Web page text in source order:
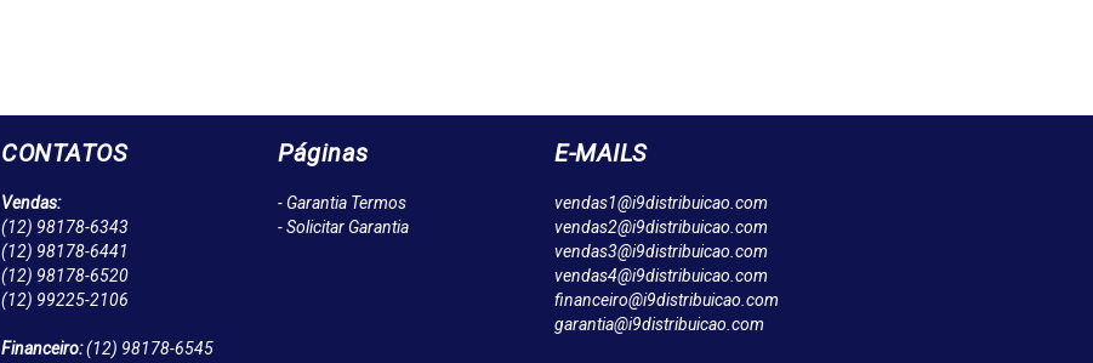
CONTATOS
Vendas:
(12) 98178-6343
(12) 98178-6441
(12) 98178-6520
(12) 99225-2106
Financeiro:(12) 98178-6545
Páginas
- Garantia Termos
- Solicitar Garantia
E-MAILS
vendas1@i9distribuicao.com
vendas2@i9distribuicao.com
vendas3@i9distribuicao.com
vendas4@i9distribuicao.com
financeiro@i9distribuicao.com
garantia@i9distribuicao.com